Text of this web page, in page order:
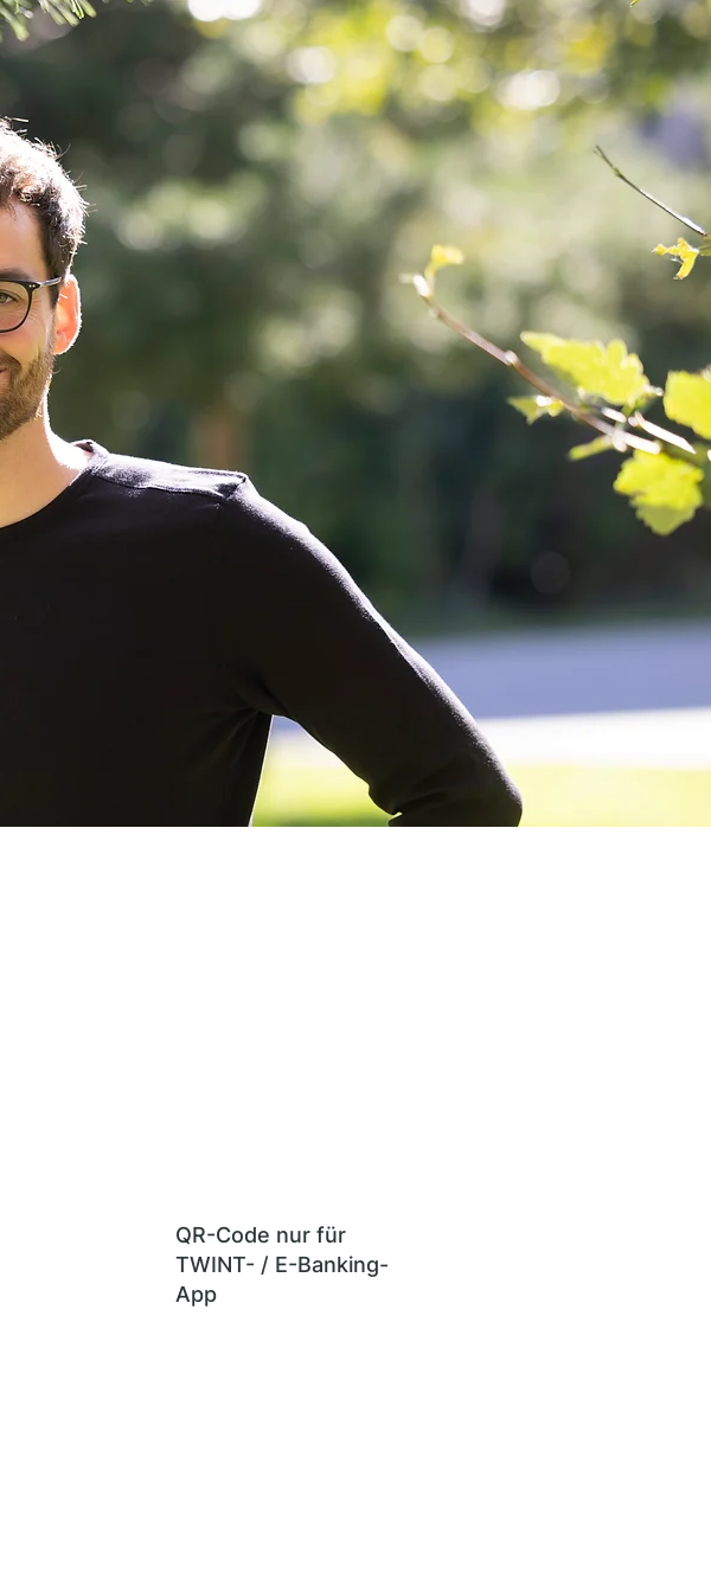
QR-Code nur für
TWINT- / E-Banking-
App